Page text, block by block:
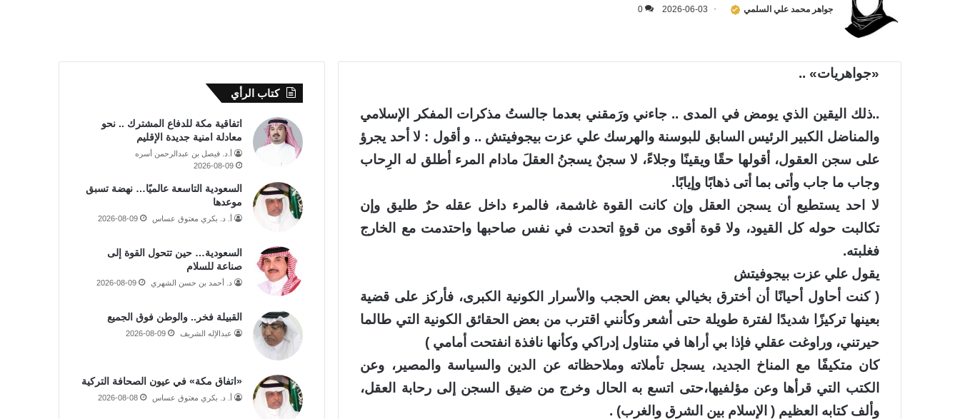
جواهر محمد علي السلمي 2026-06-03
0
«جواهريات» ..
..ذلك اليقين الذي يومض في المدى .. جاءني ورَمقني بعدما جالستُ مذكرات المفكر الإسلامي
والمناضل الكبير الرئيس السابق للبوسنة والهرسك علي عزت بيجوفيتش .. و أقول : لا أحد يجرؤ
على سجن العقول، أقولها حقًا ويقينًا وجلاءً، لا سجنٌ يسجنُ العقلَ مادام المرء أطلق له الرِحاب
وجاب ما جاب وأتى بما أتى ذهابًا وإيابًا.
لا احد يستطيع أن يسجن العقل وإن كانت القوة غاشمة، فالمرء داخل عقله حرٌ طليق وإن
تكالبت حوله كل القيود، ولا قوة أقوى من قوةٍ اتحدت في نفس صاحبها واحتدمت مع الخارج
فغلبته.
يقول علي عزت بيجوفيتش
( كنت أحاول أحيانًا أن أخترق بخيالي بعض الحجب والأسرار الكونية الكبرى، فأركز على قضية
بعينها تركيزًا شديدًا لفترة طويلة حتى أشعر وكأنني اقترب من بعض الحقائق الكونية التي طالما
حيرتني، وراوغت عقلي فإذا بي أراها في متناول إدراكي وكأنها نافذة انفتحت أمامي )
كان متكيفًا مع المناخ الجديد، يسجل تأملاته وملاحظاته عن الدين والسياسة والمصير، وعن
الكتب التي قرأها وعن مؤلفيها،حتى اتسع به الحال وخرج من ضيق السجن إلى رحابة العقل،
وألف كتابه العظيم ( الإسلام بين الشرق والغرب) .
كتاب الرأي
اتفاقية مكة للدفاع المشترك .. نحو
معادلة امنية جديدة الإقليم
أ.د. فيصل بن عبدالرحمن أسره
2026-08-09
السعودية التاسعة عالميًا… نهضة تسبق
موعدها
أ. د. بكري معتوق عساس 2026-08-09
السعودية… حين تتحول القوة إلى
صناعة للسلام
د. أحمد بن حسن الشهري 2026-08-09
القبيلة فخر.. والوطن فوق الجميع
عبدالإله الشريف 2026-08-09
«اتفاق مكة» في عيون الصحافة التركية
أ. د. بكري معتوق عساس 2026-08-08